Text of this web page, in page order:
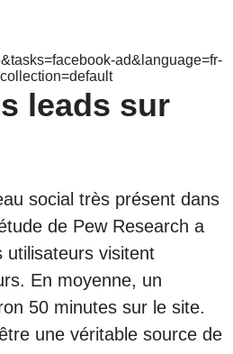
ad&language=fr-
leads sur
social très présent dans
de Pew Research a
utilisateurs visitent
En moyenne, un
50 minutes sur le site.
une véritable source de